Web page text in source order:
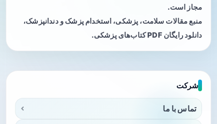
مجاز است.
منبع مقالات سلامت، پزشکی، استخدام پزشک و دندانپزشک،
دانلود رایگان PDF کتاب‌های پزشکی.
شرکت
تماس با ما